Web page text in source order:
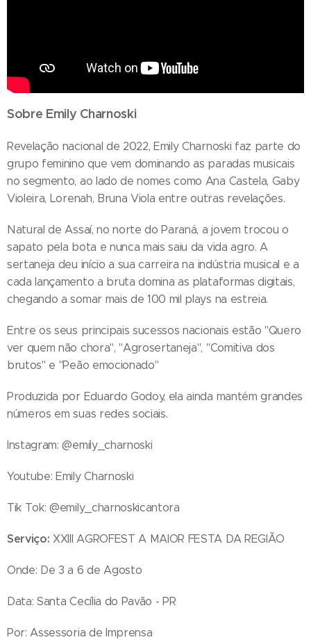
Sobre Emily Charnoski
Revelação nacional de 2022, Emily Charnoski faz parte do
grupo feminino que vem dominando as paradas musicais
no segmento, ao lado de nomes como Ana Castela, Gaby
Violeira, Lorenah, Bruna Viola entre outras revelações.
Natural de Assaí, no norte do Paraná, a jovem trocou o
sapato pela bota e nunca mais saiu da vida agro. A
sertaneja deu início a sua carreira na indústria musical e a
cada lançamento a bruta domina as plataformas digitais,
chegando a somar mais de 100 mil plays na estreia.
Entre os seus principais sucessos nacionais estão "Quero
ver quem não chora", "Agrosertaneja", "Comitiva dos
brutos" e "Peão emocionado"
Produzida por Eduardo Godoy, ela ainda mantém grandes
números em suas redes sociais.
Instagram: @emily_charnoski
Youtube: Emily Charnoski
Tik Tok: @emily_charnoskicantora
Serviço: XXIII AGROFEST A MAIOR FESTA DA REGIÃO
Onde: De 3 a 6 de Agosto
Data: Santa Cecília do Pavão - PR
Por: Assessoria de Imprensa